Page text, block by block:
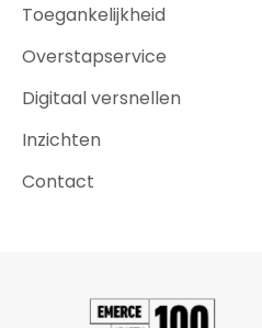
Toegankelijkheid
Overstapservice
Digitaal versnellen
Inzichten
Contact